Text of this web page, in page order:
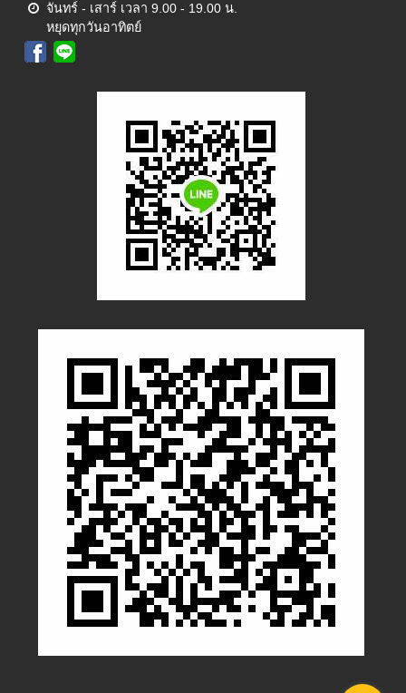
จันทร์ - เสาร์ เวลา 9.00 - 19.00 น.
หยุดทุกวันอาทิตย์